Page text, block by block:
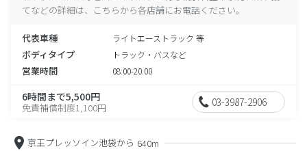
てなどの詳細は、こちらから各店舗にお電話ください。
代表車種 ライトエーストラック 等
ボディタイプ トラック・バスなど
営業時間 08:00-20:00
6時間まで5,500円
免責補償制度1,100円 03-3987-2906
京王プレッソイン池袋から 640m